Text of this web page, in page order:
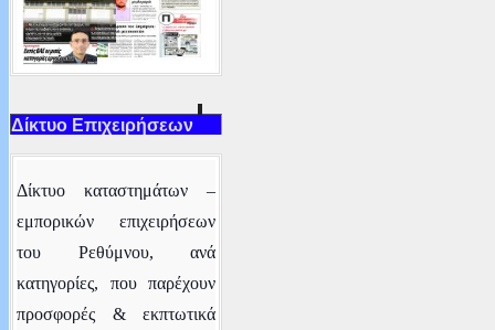
Δίκτυο Επιχειρήσεων
Δίκτυο καταστημάτων –
εμπορικών επιχειρήσεων
του Ρεθύμνου, ανά
κατηγορίες, που παρέχουν
προσφορές & εκπτωτικά